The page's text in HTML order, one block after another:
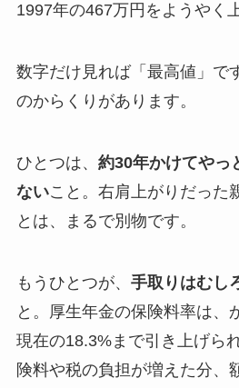
1997年の467万円をようやく
数字だけ見れば「最高値」で
のからくりがあります。
ひとつは、 約30年かけてやっ
ないこと。右肩上がりだった
とは、まるで別物です。
もうひとつが、 手取りはむし
と。厚生年金の保険料率は、
現在の18.3%まで引き上げら
険料や税の負担が増えた分、